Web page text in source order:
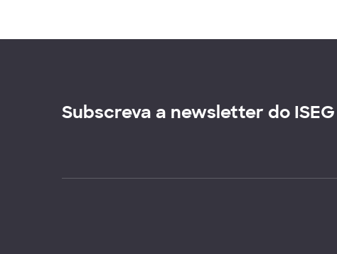
Subscreva a newsletter do ISEG